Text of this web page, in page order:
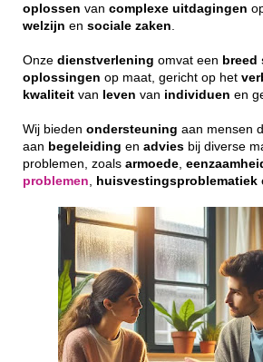
oplossen van complexe uitdagingen
welzijn en sociale zaken
Onze dienstverlening omvat een breed
oplossingen op maat, gericht op het
kwaliteit van leven van individuen en
Wij bieden ondersteuning aan mensen
aan begeleiding en advies bij diverse
problemen, zoals armoede
problemen
huisvestingsproblematiek